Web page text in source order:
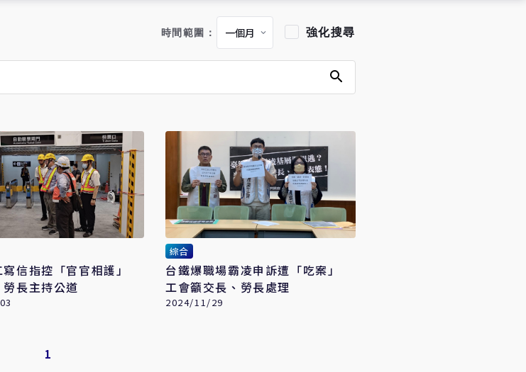
時間範圍： 強化搜尋
信指控「官官相護」
長主持公道
綜合
台鐵爆職場霸凌申訴遭「吃案」
工會籲交長、勞長處理
2024/11/29
1